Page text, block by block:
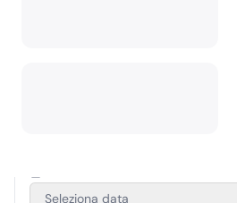
un'esperienza straordinaria in
Seleziona data